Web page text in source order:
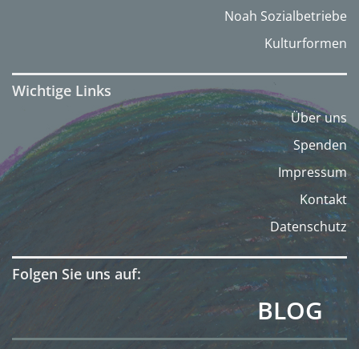
Noah Sozialbetriebe
Kulturformen
Wichtige Links
Über uns
Spenden
Impressum
Kontakt
Datenschutz
Folgen Sie uns auf:
BLOG